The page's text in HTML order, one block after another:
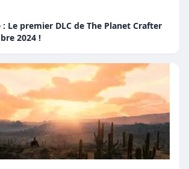
Le premier DLC de The Planet Crafter
2024 !